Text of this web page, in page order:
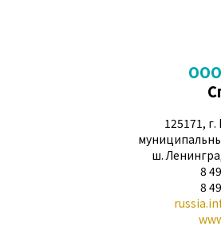
125171,
ш.
8
8